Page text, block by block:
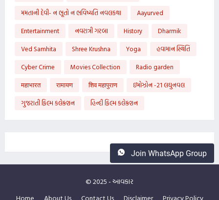
મમતાની દેવી- ન ભૂતો ન ભવિષ્યતિ નવલકથા
Aayurved
Entertainment
નવરાત્રી ગરબા History
Dharmik
Ved Samhita
Shree Krushna Yoga
હવામાન સ્થિતિ
Cyber Crime
Movies Collection
Radio garden
महाभारत
रामायण शिव महापुराण
ઇમોઝોન -21 લઘુનવલ
ગુજરાતી ફિલ્મ કલેક્શન
હિન્દી ફિલ્મ કલેક્શન
Join WhatsApp Group
© 2025 -આવકાર
Home
About Us Contact Us Disclaimer Privacy Policy